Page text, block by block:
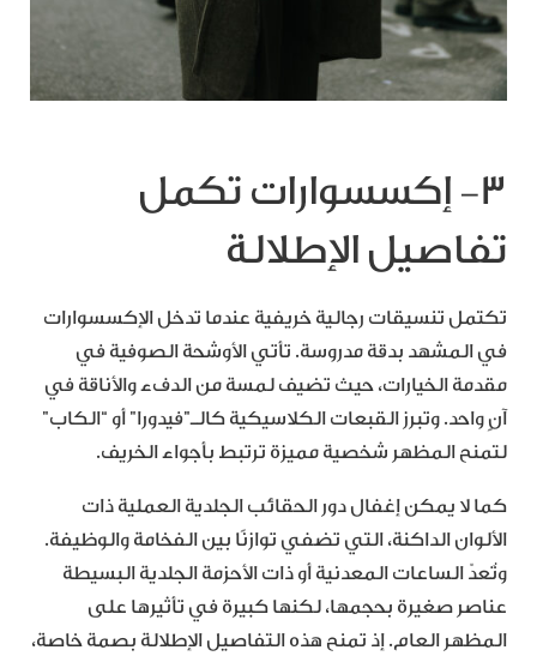
٣- إكسسوارات تكمل
تفاصيل الإطلالة
تكتمل تنسيقات رجالية خريفية عندما تدخل الإكسسوارات
في المشهد بدقة مدروسة. تأتي الأوشحة الصوفية في
مقدمة الخيارات، حيث تضيف لمسة من الدفء والأناقة في
آنٍ واحد. وتبرز القبعات الكلاسيكية كالـ”فيدورا” أو “الكاب”
لتمنح المظهر شخصية مميزة ترتبط بأجواء الخريف.
كما لا يمكن إغفال دور الحقائب الجلدية العملية ذات
الألوان الداكنة، التي تضفي توازنًا بين الفخامة والوظيفة.
وتُعدّ الساعات المعدنية أو ذات الأحزمة الجلدية البسيطة
عناصر صغيرة بحجمها، لكنها كبيرة في تأثيرها على
المظهر العام. إذ تمنح هذه التفاصيل الإطلالة بصمة خاصة،